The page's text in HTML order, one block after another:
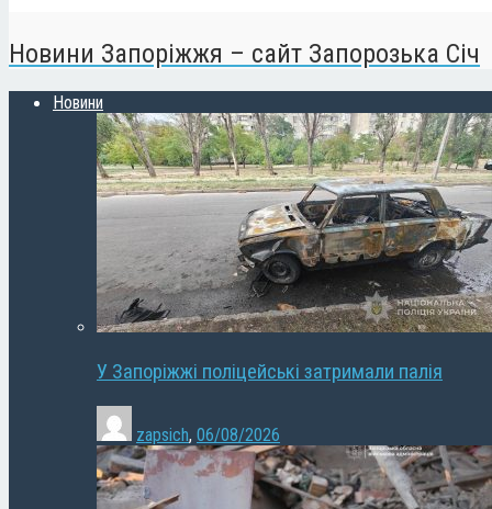
Новини Запоріжжя – сайт Запорозька Січ
Новини
У Запоріжжі поліцейські затримали палія
zapsich, 06/08/2026